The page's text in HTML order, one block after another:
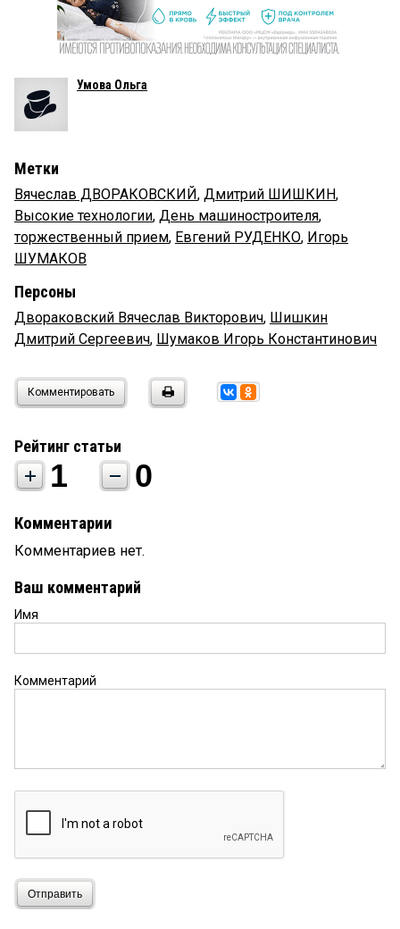
Умова Ольга
Метки
Вячеслав ДВОРАКОВСКИЙ, Дмитрий ШИШКИН,
Высокие технологии, День машиностроителя,
торжественный прием, Евгений РУДЕНКО, Игорь
ШУМАКОВ
Персоны
Двораковский Вячеслав Викторович, Шишкин
Дмитрий Сергеевич, Шумаков Игорь Константинович
Комментировать
Рейтинг статьи
1 0
Комментарии
Комментариев нет.
Ваш комментарий
Имя
Комментарий
Отправить